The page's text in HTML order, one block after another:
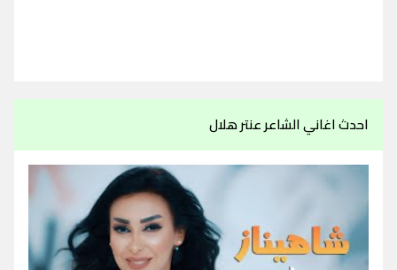
احدث اغاني الشاعر عنتر هلال